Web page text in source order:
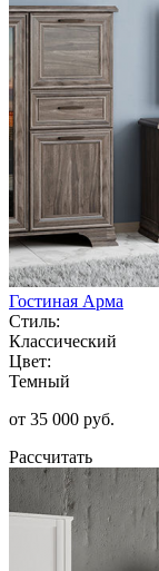
Гостиная Арма
Стиль:
Классический
Цвет:
Темный
от 35 000 руб.
Рассчитать